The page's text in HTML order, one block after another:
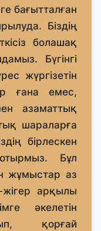
бағытталған
Біздің
болашақ
Бүгінгі
жүргізетін
ғана емес,
азаматтық
шараларға
бірлескен
Бұл
жұмыстар аз
арқылы
әкелетін
қорғай